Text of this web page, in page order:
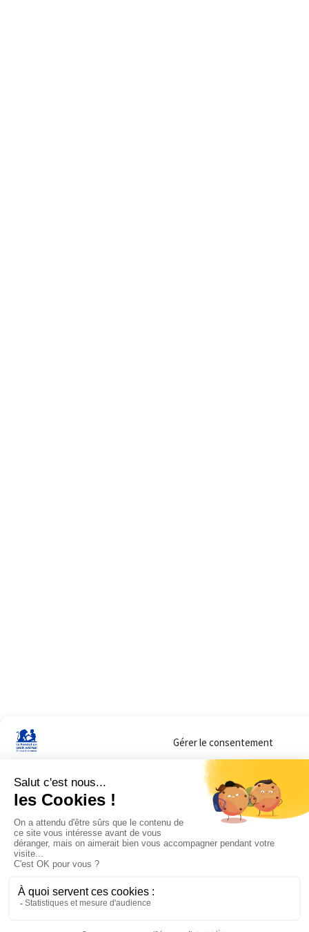
Gérer le consentement
Sur ce site, nous utilisons des cookies pour mesurer notre audience et vous
lorsque vous y consentez. Vous pouvez sélectionner ceux que vous autorisez
navigation.